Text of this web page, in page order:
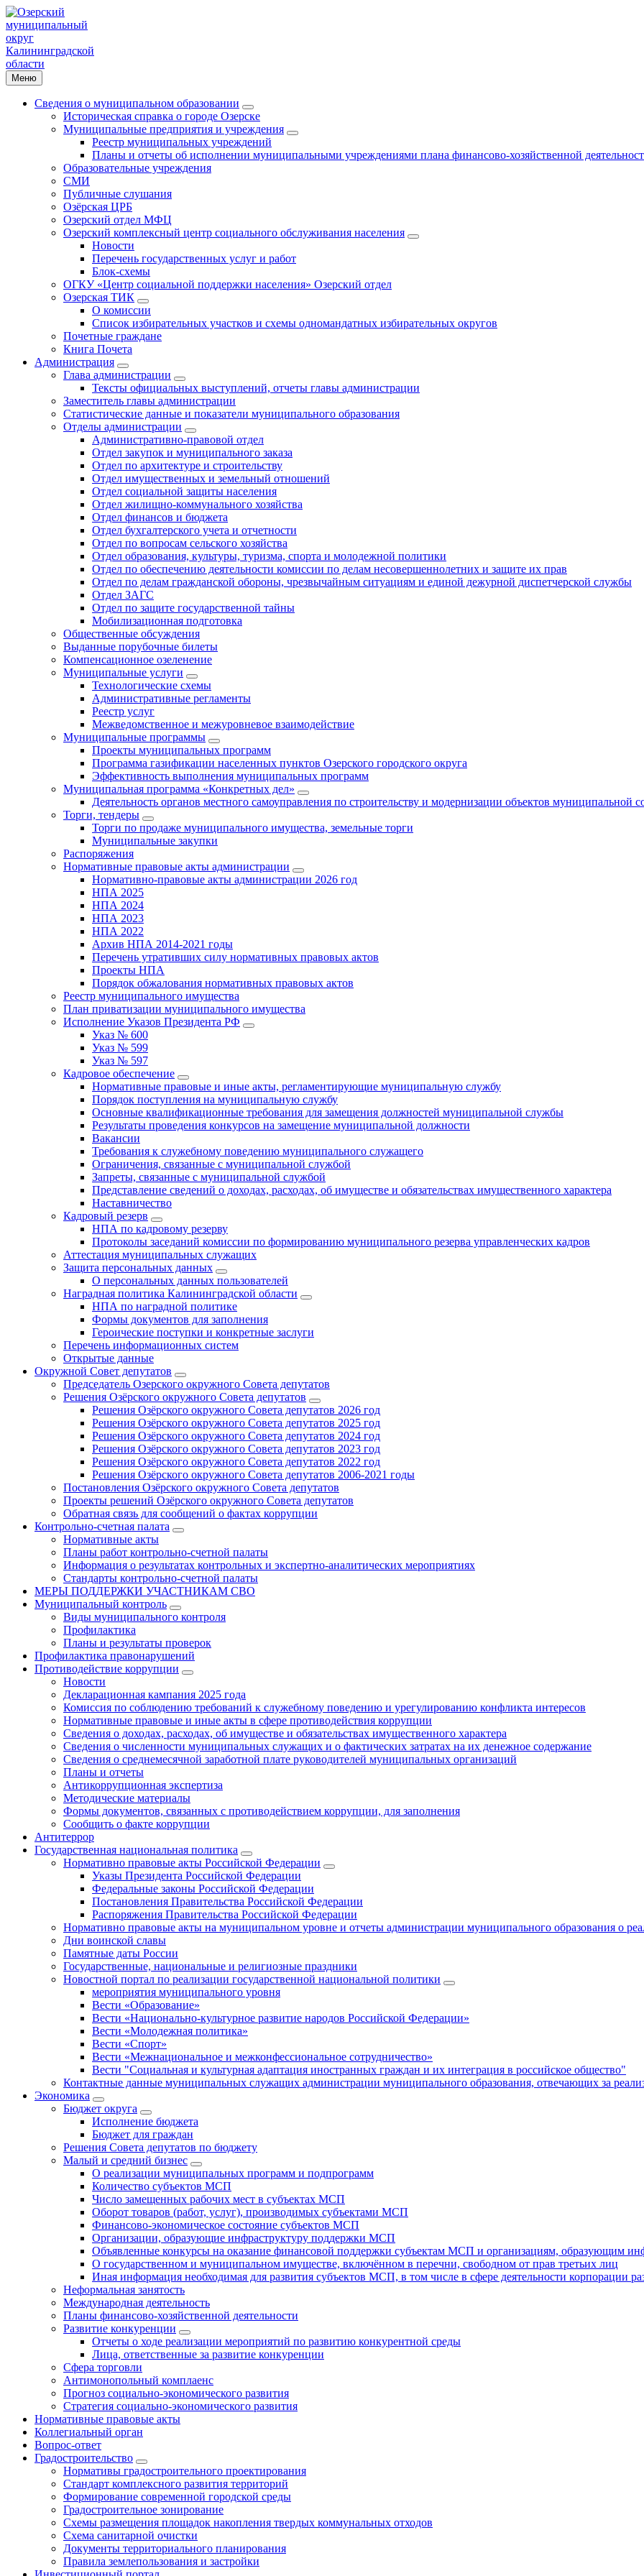
Меню
Сведения о муниципальном образовании
Историческая справка о городе Озерске
Муниципальные предприятия и учреждения
Реестр муниципальных учреждений
Планы и отчеты об исполнении муниципальными учреждениями плана финансово-хозяйственной
Образовательные учреждения
СМИ
Публичные слушания
Озёрская ЦРБ
Озерский отдел МФЦ
Озерский комплексный центр социального обслуживания населения
Новости
Перечень государственных услуг и работ
Блок-схемы
ОГКУ «Центр социальной поддержки населения» Озерский отдел
Озерская ТИК
О комиссии
Список избирательных участков и схемы одномандатных избирательных округов
Почетные граждане
Книга Почета
Администрация
Глава администрации
Тексты официальных выступлений, отчеты главы администрации
Заместитель главы администрации
Статистические данные и показатели муниципального образования
Отделы администрации
Административно-правовой отдел
Отдел закупок и муниципального заказа
Отдел по архитектуре и строительству
Отдел имущественных и земельный отношений
Отдел социальной защиты населения
Отдел жилищно-коммунального хозяйства
Отдел финансов и бюджета
Отдел бухгалтерского учета и отчетности
Отдел по вопросам сельского хозяйства
Отдел образования, культуры, туризма, спорта и молодежной политики
Отдел по обеспечению деятельности комиссии по делам несовершеннолетних и защите их прав
Отдел по делам гражданской обороны, чрезвычайным ситуациям и единой дежурной диспетчерской службы
Отдел ЗАГС
Отдел по защите государственной тайны
Мобилизационная подготовка
Общественные обсуждения
Выданные порубочные билеты
Компенсационное озеленение
Муниципальные услуги
Технологические схемы
Административные регламенты
Реестр услуг
Межведомственное и межуровневое взаимодействие
Муниципальные программы
Проекты муниципальных программ
Программа газификации населенных пунктов Озерского городского округа
Эффективность выполнения муниципальных программ
Муниципальная программа «Конкретных дел»
Деятельность органов местного самоуправления по строительству и модернизации объектов муниципальной
Торги, тендеры
Торги по продаже муниципального имущества, земельные торги
Муниципальные закупки
Распоряжения
Нормативные правовые акты администрации
Нормативно-правовые акты администрации 2026 год
НПА 2025
НПА 2024
НПА 2023
НПА 2022
Архив НПА 2014-2021 годы
Перечень утративших силу нормативных правовых актов
Проекты НПА
Порядок обжалования нормативных правовых актов
Реестр муниципального имущества
План приватизации муниципального имущества
Исполнение Указов Президента РФ
Указ № 600
Указ № 599
Указ № 597
Кадровое обеспечение
Нормативные правовые и иные акты, регламентирующие муниципальную службу
Порядок поступления на муниципальную службу
Основные квалификационные требования для замещения должностей муниципальной службы
Результаты проведения конкурсов на замещение муниципальной должности
Вакансии
Требования к служебному поведению муниципального служащего
Ограничения, связанные с муниципальной службой
Запреты, связанные с муниципальной службой
Представление сведений о доходах, расходах, об имуществе и обязательствах имущественного характера
Наставничество
Кадровый резерв
НПА по кадровому резерву
Протоколы заседаний комиссии по формированию муниципального резерва управленческих кадров
Аттестация муниципальных служащих
Защита персональных данных
О персональных данных пользователей
Наградная политика Калининградской области
НПА по наградной политике
Формы документов для заполнения
Героические поступки и конкретные заслуги
Перечень информационных систем
Открытые данные
Окружной Совет депутатов
Председатель Озерского окружного Совета депутатов
Решения Озёрского окружного Совета депутатов
Решения Озёрского окружного Совета депутатов 2026 год
Решения Озёрского окружного Совета депутатов 2025 год
Решения Озёрского окружного Совета депутатов 2024 год
Решения Озёрского окружного Совета депутатов 2023 год
Решения Озёрского окружного Совета депутатов 2022 год
Решения Озёрского окружного Совета депутатов 2006-2021 годы
Постановления Озёрского окружного Совета депутатов
Проекты решений Озёрского окружного Совета депутатов
Обратная связь для сообщений о фактах коррупции
Контрольно-счетная палата
Нормативные акты
Планы работ контрольно-счетной палаты
Информация о результатах контрольных и экспертно-аналитических мероприятиях
Стандарты контрольно-счетной палаты
МЕРЫ ПОДДЕРЖКИ УЧАСТНИКАМ СВО
Муниципальный контроль
Виды муниципального контроля
Профилактика
Планы и результаты проверок
Профилактика правонарушений
Противодействие коррупции
Новости
Декларационная кампания 2025 года
Комиссия по соблюдению требований к служебному поведению и урегулированию конфликта интересов
Нормативные правовые и иные акты в сфере противодействия коррупции
Сведения о доходах, расходах, об имуществе и обязательствах имущественного характера
Сведения о численности муниципальных служащих и о фактических затратах на их денежное содержание
Сведения о среднемесячной заработной плате руководителей муниципальных организаций
Планы и отчеты
Антикоррупционная экспертиза
Методические материалы
Формы документов, связанных с противодействием коррупции, для заполнения
Сообщить о факте коррупции
Антитеррор
Государственная национальная политика
Нормативно правовые акты Российской Федерации
Указы Президента Российской Федерации
Федеральные законы Российской Федерации
Постановления Правительства Российской Федерации
Распоряжения Правительства Российской Федерации
Нормативно правовые акты на муниципальном уровне и отчеты администрации муниципального образования о
Дни воинской славы
Памятные даты России
Государственные, национальные и религиозные праздники
Новостной портал по реализации государственной национальной политики
мероприятия муниципального уровня
Вести «Образование»
Вести «Национально-культурное развитие народов Российской Федерации»
Вести «Молодежная политика»
Вести «Спорт»
Вести «Межнациональное и межконфессиональное сотрудничество»
Вести "Социальная и культурная адаптация иностранных граждан и их интеграция в российское общество"
Контактные данные муниципальных служащих администрации муниципального образования, отвечающих за
Экономика
Бюджет округa
Исполнение бюджета
Бюджет для граждан
Решения Совета депутатов по бюджету
Малый и средний бизнес
О реализации муниципальных программ и подпрограмм
Количество субъектов МСП
Число замещенных рабочих мест в субъектах МСП
Оборот товаров (работ, услуг), производимых субъектами МСП
Финансово-экономическое состояние субъектов МСП
Организации, образующие инфраструктуру поддержки МСП
Объявленные конкурсы на оказание финансовой поддержки субъектам МСП и организациям, образующим
О государственном и муниципальном имуществе, включённом в перечни, свободном от прав третьих лиц
Иная информация необходимая для развития субъектов МСП, в том числе в сфере деятельности корпорации
Неформальная занятость
Международная деятельность
Планы финансово-хозяйственной деятельности
Развитие конкуренции
Отчеты о ходе реализации мероприятий по развитию конкурентной среды
Лица, ответственные за развитие конкуренции
Сфера торговли
Антимонопольный комплаенс
Прогноз социально-экономического развития
Стратегия социально-экономического развития
Нормативные правовые акты
Коллегиальный орган
Вопрос-ответ
Градостроительство
Нормативы градостроительного проектирования
Стандарт комплексного развития территорий
Формирование современной городской среды
Градостроительное зонирование
Схемы размещения площадок накопления твердых коммунальных отходов
Схема санитарной очистки
Документы территориального планирования
Правила землепользования и застройки